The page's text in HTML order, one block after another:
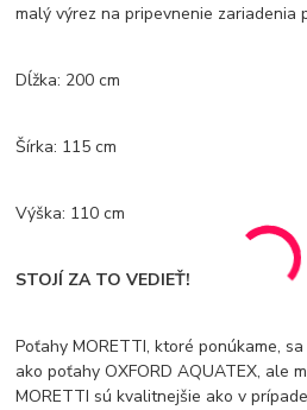
malý výrez na pripevnenie zariadenia
Dĺžka: 200 cm
Šírka: 115 cm
Výška: 110 cm
STOJÍ ZA TO VEDIEŤ!
Poťahy MORETTI, ktoré ponúkame,
ako poťahy OXFORD AQUATEX, ale
MORETTI sú kvalitnejšie ako v